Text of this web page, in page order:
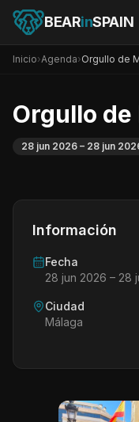
BEARinSPAIN
Inicio›Agenda›Orgullo de
Orgullo
28 jun 2026 – 28 jun
Información
Fecha
28 jun 2026 – 28
Ciudad
Málaga